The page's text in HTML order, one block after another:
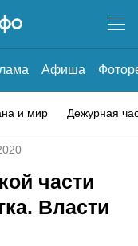
Афиша
и мир Дежурная
части
Власти